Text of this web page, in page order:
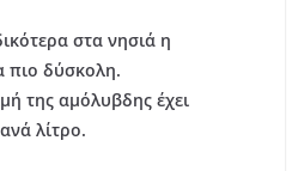
στα νησιά η
πιο δύσκολη.
της αμόλυβδης έχει
λίτρο.